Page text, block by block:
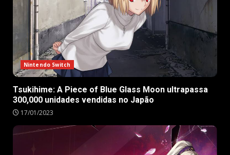
Nintendo Switch
Tsukihime: A Piece of Blue Glass Moon ultrapassa
300,000 unidades vendidas no Japão
17/01/2023